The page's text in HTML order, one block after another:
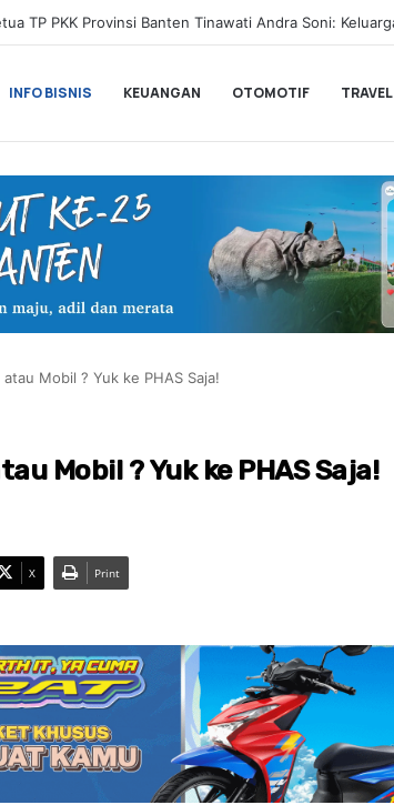
INFO BISNIS KEUANGAN OTOMOTIF TRAVEL
Mobil ? Yuk ke PHAS Saja!
Mobil ? Yuk ke PHAS Saja!
X Print